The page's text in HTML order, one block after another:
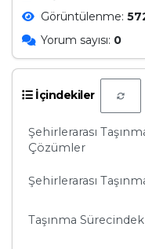
Görüntülenme:
Yorum sayısı: 0
İçindekiler
Şehirlerarası
Çözümler
Şehirlerarası
Taşınma